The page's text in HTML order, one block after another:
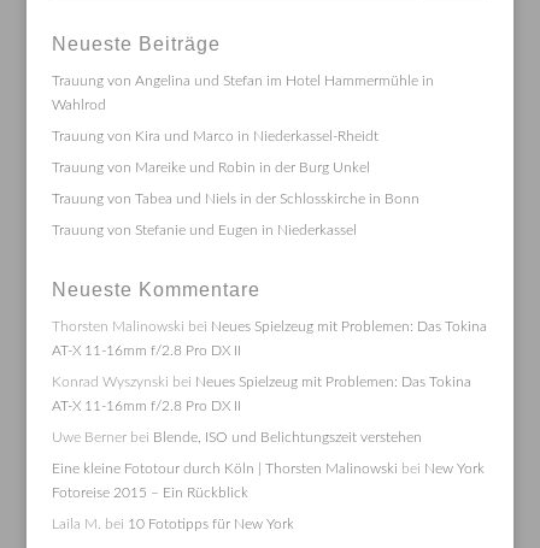
Neueste Beiträge
Trauung von Angelina und Stefan im Hotel Hammermühle in
Wahlrod
Trauung von Kira und Marco in Niederkassel-Rheidt
Trauung von Mareike und Robin in der Burg Unkel
Trauung von Tabea und Niels in der Schlosskirche in Bonn
Trauung von Stefanie und Eugen in Niederkassel
Neueste Kommentare
Thorsten Malinowski bei Neues Spielzeug mit Problemen: Das Tokina
AT-X 11-16mm f/2.8 Pro DX II
Konrad Wyszynski bei Neues Spielzeug mit Problemen: Das Tokina
AT-X 11-16mm f/2.8 Pro DX II
Uwe Bernerbei Blende, ISO und Belichtungszeit verstehen
Eine kleine Fototour durch Köln | Thorsten Malinowski bei New York
Fotoreise 2015 – Ein Rückblick
Laila M. bei 10 Fototipps für New York